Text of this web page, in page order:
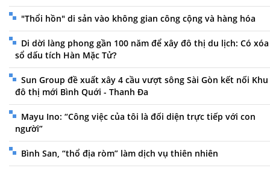
"Thổi hồn" di sản vào không gian công cộng và hàng hóa
Di dời làng phong gần 100 năm để xây đô thị du lịch: Có xóa
sổ dấu tích Hàn Mặc Tử?
Sun Group đề xuất xây 4 cầu vượt sông Sài Gòn kết nối Khu
đô thị mới Bình Quới - Thanh Đa
Mayu Ino: “Công việc của tôi là đối diện trực tiếp với con
người”
Bình San, “thổ địa ròm” làm dịch vụ thiên nhiên